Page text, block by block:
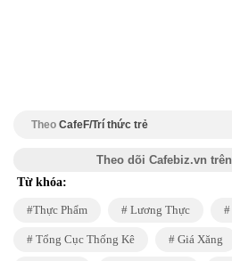
Theo CafeF/Trí thức trẻ
Theo dõi Cafebiz.vn trên
Từ khóa:
Thực Phẩm Lương Thực
Tổng Cục Thống Kê Giá Xăng